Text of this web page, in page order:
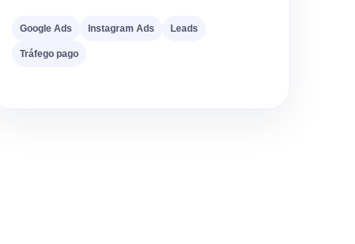
Google Ads Instagram Ads Leads
Tráfego pago